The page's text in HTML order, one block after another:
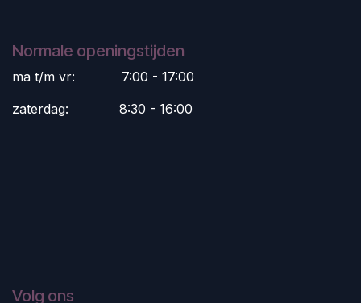
Normale openingstijden
ma t/m vr:
​7:00 - 17:00
zaterdag:
​8:30 - 16:00
Volg ons